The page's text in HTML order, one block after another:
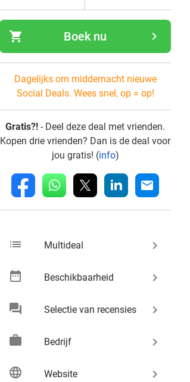
shopping_cart navigate_next
Boek nu
Dagelijks om middernacht nieuwe
Social Deals. Wees snel, op = op!
Gratis?! - Deel deze deal met vrienden.
Kopen drie vrienden? Dan is de deal voor
jou gratis! (info)
fb whatsapp linkedin mail
list Multideal keyboard_arrow_right
date_range Beschikbaarheid keyboard_arrow_right
chat Selectie van recensies keyboard_arrow_right
work Bedrijf keyboard_arrow_right
language Website keyboard_arrow_right